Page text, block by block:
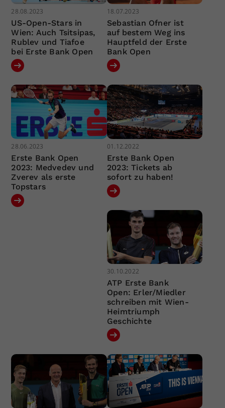
28.08.2023
US-Open-Stars in
Wien: Auch Tsitsipas,
Rublev und Tiafoe
bei Erste Bank Open
18.07.2023
Sebastian Ofner ist
auf bestem Weg ins
Hauptfeld der Erste
Bank Open
28.06.2023
Erste Bank Open
2023: Medvedev und
Zverev als erste
Topstars
01.12.2022
Erste Bank Open
2023: Tickets ab
sofort zu haben!
30.10.2022
ATP Erste Bank
Open: Erler/Miedler
schreiben mit Wien-
Heimtriumph
Geschichte